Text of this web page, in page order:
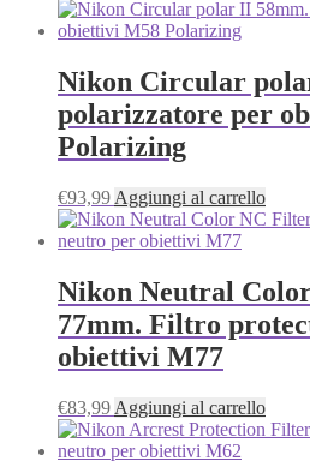
Nikon Circular
polarizzatore per
Polarizing
€93,99 Aggiungi al carrello
Nikon Neutral
77mm. Filtro
obiettivi M77
€83,99 Aggiungi al carrello